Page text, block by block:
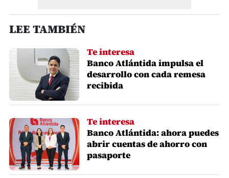
LEE TAMBIÉN
Te interesa
Banco Atlántida impulsa el
desarrollo con cada remesa
recibida
Te interesa
Banco Atlántida: ahora puedes
abrir cuentas de ahorro con
pasaporte